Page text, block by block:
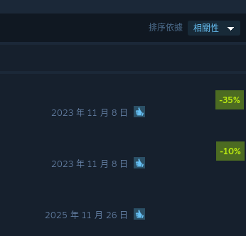
排序依據 相關性
2023 年 11 月 8 日
-35%
2023 年 11 月 8 日
-10%
2025 年 11 月 26 日